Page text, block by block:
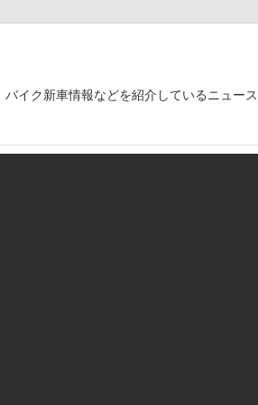
イク新車情報などを紹介しているニュース